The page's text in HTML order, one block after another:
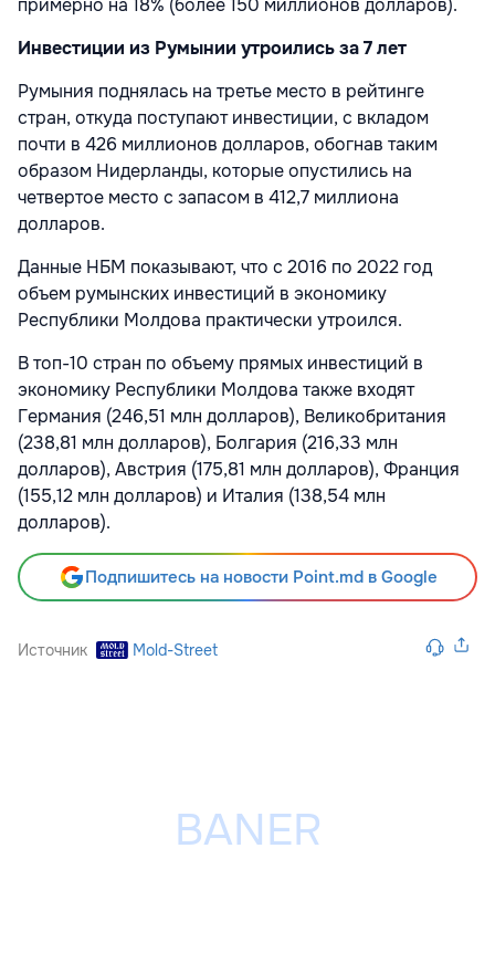
примерно на 18% (более 150 миллионов долларов).
Инвестиции из Румынии утроились за 7 лет
Румыния поднялась на третье место в рейтинге
стран, откуда поступают инвестиции, с вкладом
почти в 426 миллионов долларов, обогнав таким
образом Нидерланды, которые опустились на
четвертое место с запасом в 412,7 миллиона
долларов.
Данные НБМ показывают, что с 2016 по 2022 год
объем румынских инвестиций в экономику
Республики Молдова практически утроился.
В топ-10 стран по объему прямых инвестиций в
экономику Республики Молдова также входят
Германия (246,51 млн долларов), Великобритания
(238,81 млн долларов), Болгария (216,33 млн
долларов), Австрия (175,81 млн долларов), Франция
(155,12 млн долларов) и Италия (138,54 млн
долларов).
Подпишитесь на новости Point.md в Google
Источник Mold-Street